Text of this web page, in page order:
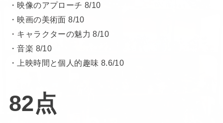
・映像のアプローチ 8/10
・映画の美術面 8/10
・キャラクターの魅力 8/10
・音楽 8/10
・上映時間と個人的趣味 8.6/10
82点